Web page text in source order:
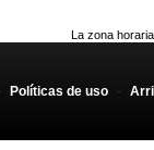
La zona
Políticas de uso -